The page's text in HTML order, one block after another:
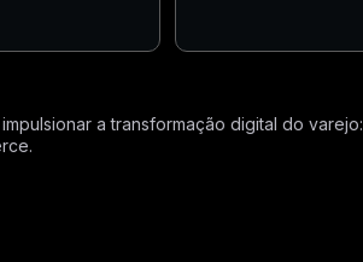
a transformação digital do varejo: